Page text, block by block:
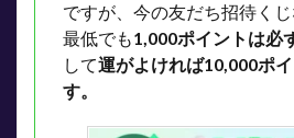
ですが、今の友だち招待く
最低でも1,000ポイントは必
して運がよければ10,000ポ
す。